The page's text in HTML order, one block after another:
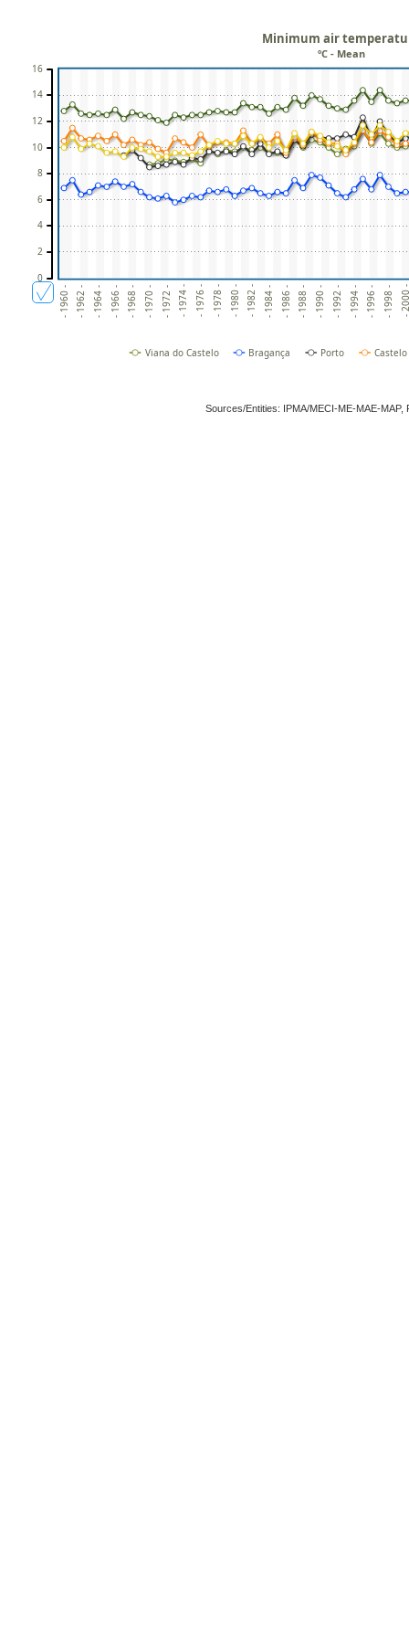
- 1960 - - 1962 - - 1964 - - 1966 - - 1968 - - 1970 - - 1972 - - 1974 - - 1976 - - 1978 - - 1980 - - 1982 - - 1984 - - 1986 - - 1988 - - 1990 - - 1992 - - 1994 - - 1996 - - 1998 - -
Minimum air
ºC - Mean
0
2
4
6
8
10
12
14
16
Viana do Castelo Bragança Porto
Sources/Entities: IPMA/MECI-ME-MAE-MAP,